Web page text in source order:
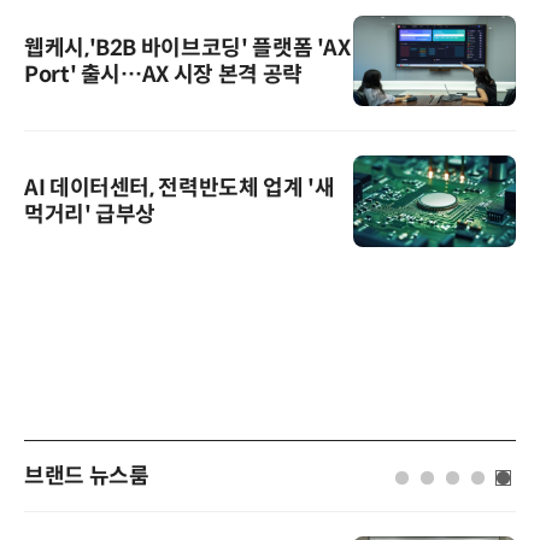
웹케시,'B2B 바이브코딩' 플랫폼 'AX
Port' 출시…AX 시장 본격 공략
AI 데이터센터, 전력반도체 업계 '새
먹거리' 급부상
브랜드 뉴스룸